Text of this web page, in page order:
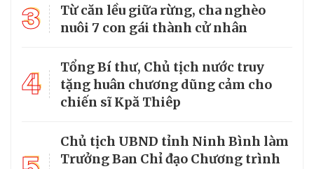
3
Từ căn lều giữa rừng, cha nghèo
nuôi 7 con gái thành cử nhân
4
Tổng Bí thư, Chủ tịch nước truy
tặng huân chương dũng cảm cho
chiến sĩ Kpă Thiêp
Chủ tịch UBND tỉnh Ninh Bình làm
Trưởng Ban Chỉ đạo Chương trình